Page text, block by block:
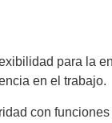
para la
en el trabajo.
con